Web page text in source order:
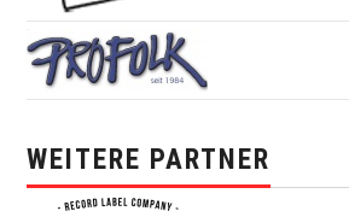
WEITERE PARTNER